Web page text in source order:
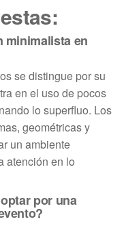
minimalista en
se distingue por su
en el uso de pocos
lo superfluo. Los
geométricas y
un ambiente
atención en lo
por una